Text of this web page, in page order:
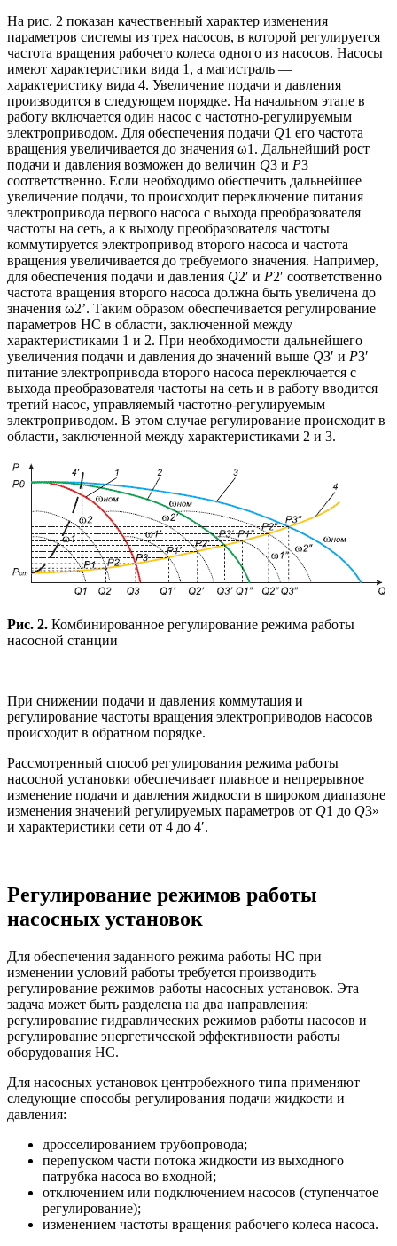
На рис. 2 показан качественный характер изменения
параметров системы из трех насосов, в которой регулируется
частота вращения рабочего колеса одного из насосов. Насосы
имеют характеристики вида 1, а магистраль —
характеристику вида 4. Увеличение подачи и давления
производится в следующем порядке. На начальном этапе в
работу включается один насос с частотно-регулируемым
электроприводом. Для обеспечения подачи Q1 его частота
вращения увеличивается до значения ω1. Дальнейший рост
подачи и давления возможен до величин Q3 и Р3
соответственно. Если необходимо обеспечить дальнейшее
увеличение подачи, то происходит переключение питания
электропривода первого насоса с выхода преобразователя
частоты на сеть, а к выходу преобразователя частоты
коммутируется электропривод второго насоса и частота
вращения увеличивается до требуемого значения. Например,
для обеспечения подачи и давления Q2′ и Р2′ соответственно
частота вращения второго насоса должна быть увеличена до
значения ω2’. Таким образом обеспечивается регулирование
параметров НС в области, заключенной между
характеристиками 1 и 2. При необходимости дальнейшего
увеличения подачи и давления до значений выше Q3′ и Р3′
питание электропривода второго насоса переключается с
выхода преобразователя частоты на сеть и в работу вводится
третий насос, управляемый частотно-регулируемым
электроприводом. В этом случае регулирование происходит в
области, заключенной между характеристиками 2 и 3.
Рис. 2. Комбинированное регулирование режима работы
насосной станции
При снижении подачи и давления коммутация и
регулирование частоты вращения электроприводов насосов
происходит в обратном порядке.
Рассмотренный способ регулирования режима работы
насосной установки обеспечивает плавное и непрерывное
изменение подачи и давления жидкости в широком диапазоне
изменения значений регулируемых параметров от Q1 до Q3»
и характеристики сети от 4 до 4′.
Регулирование режимов работы
насосных установок
Для обеспечения заданного режима работы НС при
изменении условий работы требуется производить
регулирование режимов работы насосных установок. Эта
задача может быть разделена на два направления:
регулирование гидравлических режимов работы насосов и
регулирование энергетической эффективности работы
оборудования НС.
Для насосных установок центробежного типа применяют
следующие способы регулирования подачи жидкости и
давления:
дросселированием трубопровода;
перепуском части потока жидкости из выходного
патрубка насоса во входной;
отключением или подключением насосов (ступенчатое
регулирование);
изменением частоты вращения рабочего колеса насоса.